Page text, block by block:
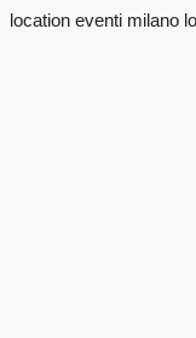
location eventi milano